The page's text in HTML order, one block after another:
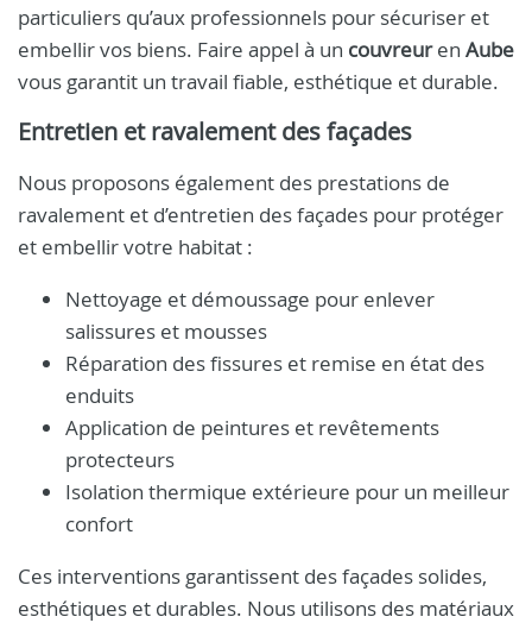
particuliers qu’aux professionnels pour sécuriser et
embellir vos biens. Faire appel à un couvreuren Aube
vous garantit un travail fiable, esthétique et durable.
Entretien et ravalement des façades
Nous proposons également des prestations de
ravalement et d’entretien des façades pour protéger
et embellir votre habitat :
Nettoyage et démoussage pour enlever
salissures et mousses
Réparation des fissures et remise en état des
enduits
Application de peintures et revêtements
protecteurs
Isolation thermique extérieure pour un meilleur
confort
Ces interventions garantissent des façades solides,
esthétiques et durables. Nous utilisons des matériaux